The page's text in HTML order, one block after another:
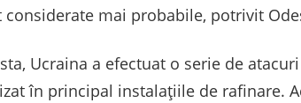
considerate mai probabile, potrivit
Ucraina a efectuat o serie de
în principal instalațiile de rafinare.